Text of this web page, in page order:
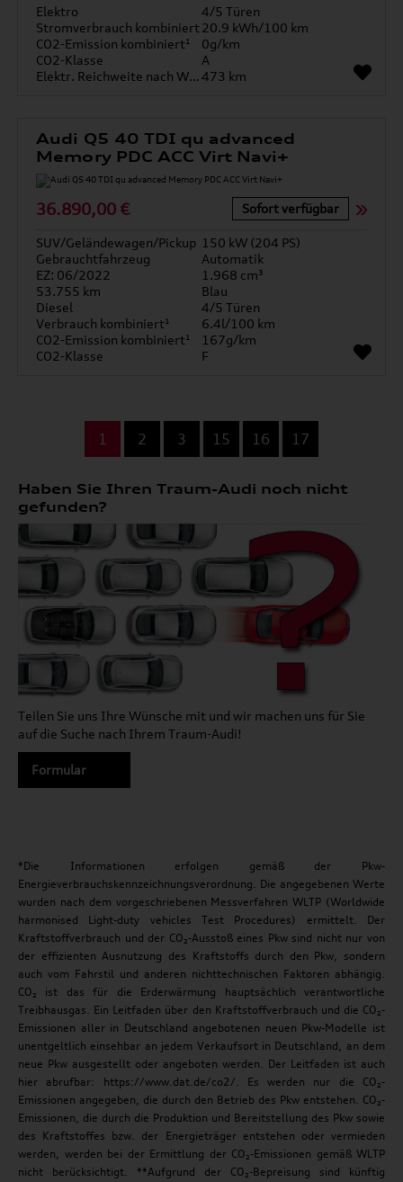
Elektro
4/5 Türen
Stromverbrauch kombiniert20.9 kWh/100 km
CO2-Emission kombiniert¹
0g/km
CO2-Klasse
A
Elektr. Reichweite nach WLTP*473 km
Audi Q5 40 TDI qu advanced
Memory PDC ACC Virt Navi+
36.890,00 € Sofort verfügbar
SUV/Geländewagen/Pickup 150 kW (204 PS)
Gebrauchtfahrzeug
Automatik
EZ: 06/2022
1.968 cm³
53.755 km
Blau
Diesel
4/5 Türen
Verbrauch kombiniert¹
6.4l/100 km
CO2-Emission kombiniert¹
167g/km
CO2-Klasse
F
1 2 3 15 16 17
Haben Sie Ihren Traum-Audi noch nicht
gefunden?
Teilen Sie uns Ihre Wünsche mit und wir machen uns für Sie
auf die Suche nach Ihrem Traum-Audi!
Formular
*Die Informationen erfolgen gemäß der Pkw-
Energieverbrauchskennzeichnungsverordnung. Die angegebenen Werte
wurden nach dem vorgeschriebenen Messverfahren WLTP (Worldwide
harmonised Light-duty vehicles Test Procedures) ermittelt. Der
Kraftstoffverbrauch und der CO₂-Ausstoß eines Pkw sind nicht nur von
der effizienten Ausnutzung des Kraftstoffs durch den Pkw, sondern
auch vom Fahrstil und anderen nichttechnischen Faktoren abhängig.
CO₂ ist das für die Erderwärmung hauptsächlich verantwortliche
Treibhausgas. Ein Leitfaden über den Kraftstoffverbrauch und die CO₂-
Emissionen aller in Deutschland angebotenen neuen Pkw-Modelle ist
unentgeltlich einsehbar an jedem Verkaufsort in Deutschland, an dem
neue Pkw ausgestellt oder angeboten werden. Der Leitfaden ist auch
hier abrufbar: https://www.dat.de/co2/. Es werden nur die CO₂-
Emissionen angegeben, die durch den Betrieb des Pkw entstehen. CO₂-
Emissionen, die durch die Produktion und Bereitstellung des Pkw sowie
des Kraftstoffes bzw. der Energieträger entstehen oder vermieden
werden, werden bei der Ermittlung der CO₂-Emissionen gemäß WLTP
nicht berücksichtigt. **Aufgrund der CO₂-Bepreisung sind künftig